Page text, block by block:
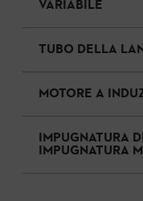
VARIABILE
TUBO DELLA
MOTORE A
IMPUGNATURA
IMPUGNATURA